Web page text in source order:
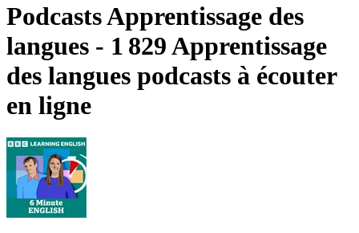
Podcasts Apprentissage des
langues - 1 829 Apprentissage
des langues podcasts à écouter
en ligne